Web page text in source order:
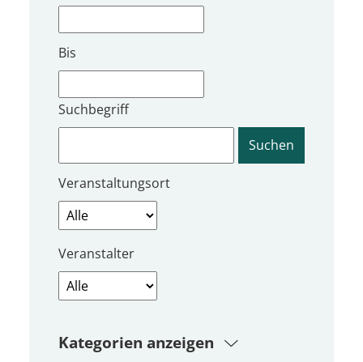
Bis
Suchbegriff
Veranstaltungsort
Veranstalter
Kategorien anzeigen